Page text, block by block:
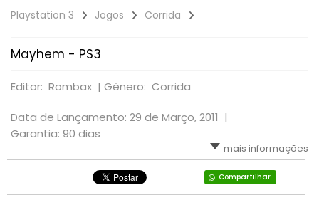
TIRO: 1ª PESSOA: FPS
TIRO: 3ª PESSOA
VR - REALIDADE VIRTUAL
LUTA
PLATAFORMA
RPG
TIRO; 1ª PESSOA
VOLANTE
RPG
SIMULADOR
TIRO: 1ª PESSOA: FPS
TIRO: 3ª PESSOA
Playstation 3 Jogos Corrida
Mayhem - PS3
Editor: Rombax | Gênero: Corrida
Data de Lançamento: 29 de Março, 2011 |
Garantia: 90 dias
mais informações
Compartilhar